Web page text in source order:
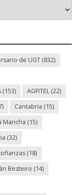
de UGT(832)
(153) AGFITEL(22)
Cantabria (15)
Mancha (15)
(32)
(18)
Besteiro (14)